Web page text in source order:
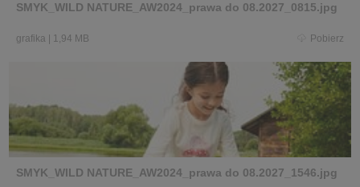
SMYK_WILD NATURE_AW2024_prawa do 08.2027_0815.jpg
grafika 1,94 MB Pobierz
SMYK_WILD NATURE_AW2024_prawa do 08.2027_1546.jpg